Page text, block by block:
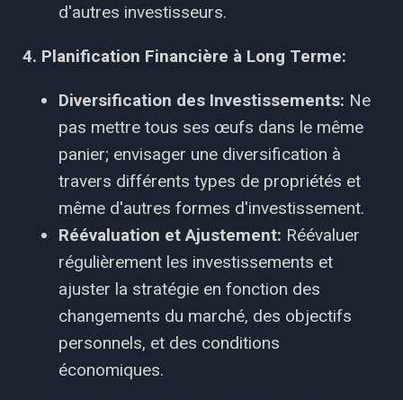
d'autres investisseurs.
4. Planification Financière à Long Terme:
Diversification des Investissements: Ne
pas mettre tous ses œufs dans le même
panier; envisager une diversification à
travers différents types de propriétés et
même d'autres formes d'investissement.
Réévaluation et Ajustement: Réévaluer
régulièrement les investissements et
ajuster la stratégie en fonction des
changements du marché, des objectifs
personnels, et des conditions
économiques.